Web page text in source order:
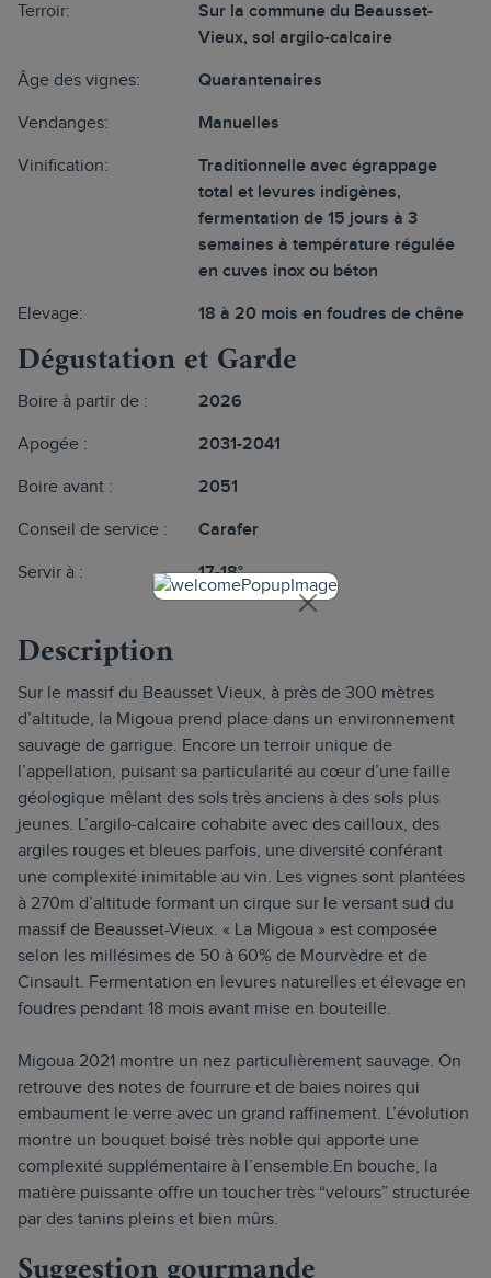
Terroir:
Sur la commune du Beausset-
Vieux, sol argilo-calcaire
Âge des vignes: Quarantenaires
Vendanges: Manuelles
Vinification:
Traditionnelle avec égrappage
total et levures indigènes,
fermentation de 15 jours à 3
semaines à température régulée
en cuves inox ou béton
Elevage: 18 à 20 mois en foudres de chêne
Dégustation et Garde
Boire à partir de : 2026
Apogée : 2031-2041
Boire avant : 2051
Conseil de service : Carafer
Servir à : 17-18°
Description
Sur le massif du Beausset Vieux, à près de 300 mètres
d’altitude, la Migoua prend place dans un environnement
sauvage de garrigue. Encore un terroir unique de
l’appellation, puisant sa particularité au cœur d’une faille
géologique mêlant des sols très anciens à des sols plus
jeunes. L’argilo-calcaire cohabite avec des cailloux, des
argiles rouges et bleues parfois, une diversité conférant
une complexité inimitable au vin. Les vignes sont plantées
à 270m d’altitude formant un cirque sur le versant sud du
massif de Beausset-Vieux. « La Migoua » est composée
selon les millésimes de 50 à 60% de Mourvèdre et de
Cinsault. Fermentation en levures naturelles et élevage en
foudres pendant 18 mois avant mise en bouteille.
Migoua 2021 montre un nez particulièrement sauvage. On
retrouve des notes de fourrure et de baies noires qui
embaument le verre avec un grand raffinement. L’évolution
montre un bouquet boisé très noble qui apporte une
complexité supplémentaire à l’ensemble.En bouche, la
matière puissante offre un toucher très “velours” structurée
par des tanins pleins et bien mûrs.